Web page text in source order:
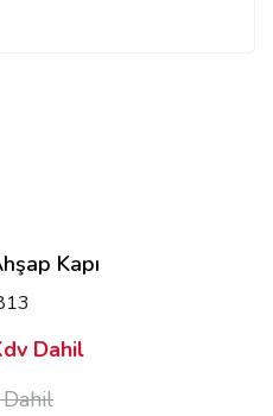
Kapı
Dahil